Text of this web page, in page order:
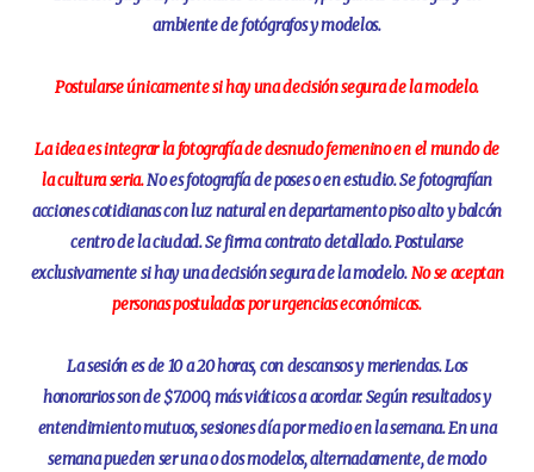
ambiente de fotógrafos y modelos.
Postularse únicamente si hay una decisión segura de la modelo.
La idea es integrar la fotografía de desnudo femenino en el mundo de
la cultura seria.No es fotografía de poses o en estudio. Se fotografían
acciones cotidianas con luz natural en departamento piso alto y balcón
centro de la ciudad. Se firma contrato detallado. Postularse
exclusivamente si hay una decisión segura de la modelo.No se aceptan
personas postuladas por urgencias económicas.
La sesión es de 10 a 20 horas, con descansos y meriendas. Los
honorarios son de $7.000, más viáticos a acordar. Según resultados y
entendimiento mutuos, sesiones día por medio en la semana. En una
semana pueden ser una o dos modelos, alternadamente, de modo